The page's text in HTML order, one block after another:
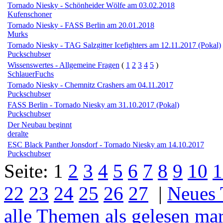
Tornado Niesky - Schönheider Wölfe am 03.02.2018
Kufenschoner
Tornado Niesky - FASS Berlin am 20.01.2018
Murks
Tornado Niesky - TAG Salzgitter Icefighters am 12.11.2017 (Pokal)
Puckschubser
Wissenswertes - Allgemeine Fragen ( 1 2 3 4 5 )
SchlauerFuchs
Tornado Niesky - Chemnitz Crashers am 04.11.2017
Puckschubser
FASS Berlin - Tornado Niesky am 31.10.2017 (Pokal)
Puckschubser
Der Neubau beginnt
deralte
ESC Black Panther Jonsdorf - Tornado Niesky am 14.10.2017
Puckschubser
Seite: 1 2 3 4 5 6 7 8 9 10
22 23 24 25 26 27 | Neues
alle Themen als gelesen